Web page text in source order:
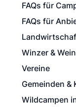
FAQs für
FAQs für
Winzer &
Vereine
Gemeinden &
Wildcampen